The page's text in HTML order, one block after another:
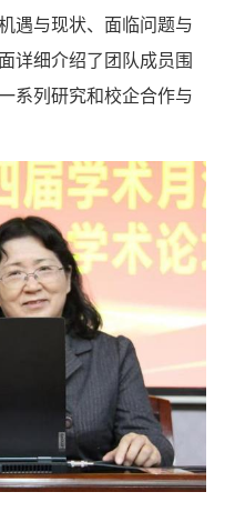
遇与现状、面临问题与
详细介绍了团队成员围
系列研究和校企合作与